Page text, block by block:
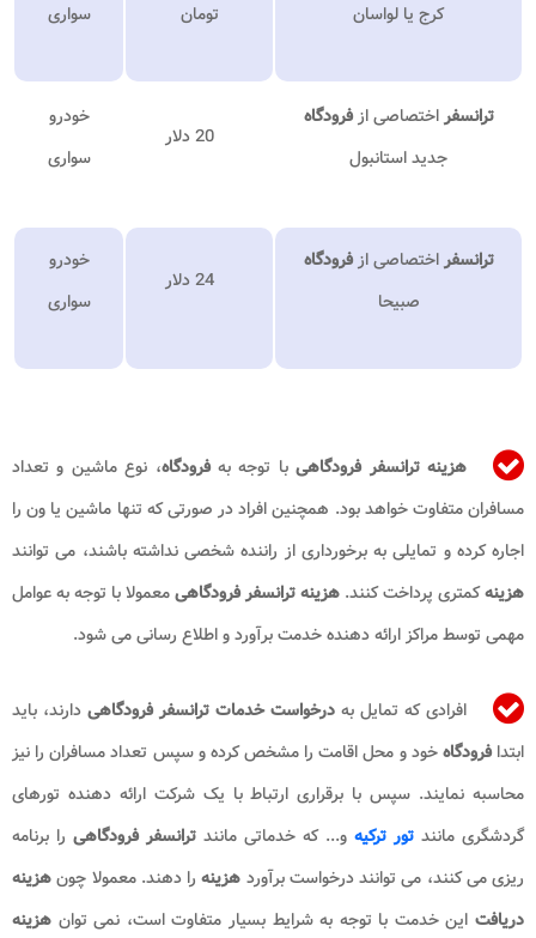
کرج یا لواسان تومان سواری
ترانسفراختصاصی ازفرودگاه
جدید استانبول
خودرو
سواری
ترانسفراختصاصی ازفرودگاه
صبیحا
خودرو
سواری
هزینه ترانسفر فرودگاهیبا توجه بهفرودگاه، نوع ماشین و تعداد
مسافران متفاوت خواهد بود. همچنین افراد در صورتی که تنها ماشین یا ون را
اجاره کرده و تمایلی به برخورداری از راننده شخصی نداشته باشند، می توانند
هزینهکمتری پرداخت کنند. هزینه ترانسفر فرودگاهیمعمولا با توجه به عوامل
مهمی توسط مراکز ارائه دهنده خدمت برآورد و اطلاع رسانی می شود.
افرادی که تمایل به درخواست خدمات ترانسفر فرودگاهی دارند، باید
ابتدافرودگاهخود و محل اقامت را مشخص کرده و سپس تعداد مسافران را نیز
محاسبه نمایند. سپس با برقراری ارتباط با یک شرکت ارائه دهنده تورهای
گردشگری مانند تور ترکیه و... که خدماتی مانند ترانسفر فرودگاهی را برنامه
ریزی می کنند، می توانند درخواست برآورد هزینهرا دهند. معمولا چونهزینه
دریافت این خدمت با توجه به شرایط بسیار متفاوت است، نمی توان هزینه